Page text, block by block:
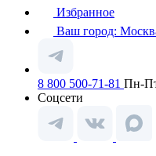
Избранное
Ваш город:
8 800 500-71-81 Пн-
Соцсети